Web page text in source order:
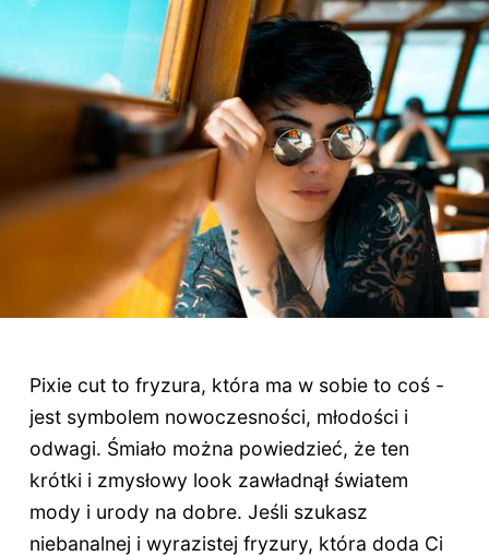
Pixie cut to fryzura, która ma w sobie to coś -
jest symbolem nowoczesności, młodości i
odwagi. Śmiało można powiedzieć, że ten
krótki i zmysłowy look zawładnął światem
mody i urody na dobre. Jeśli szukasz
niebanalnej i wyrazistej fryzury, która doda Ci